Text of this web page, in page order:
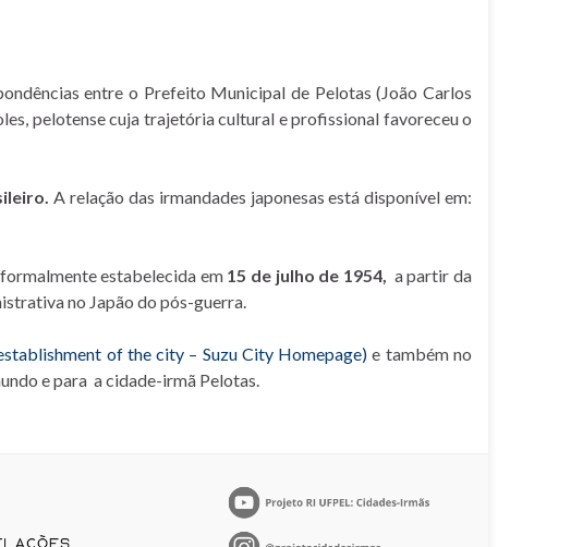
entre o Prefeito Municipal de Pelotas (João Carlos
pelotense cuja trajetória cultural e profissional favoreceu o
A relação das irmandades japonesas está disponível em:
estabelecida em 15 de julho de 1954, a partir da
no Japão do pós-guerra.
of the city – Suzu City Homepage)e também no
e para a cidade-irmã Pelotas.